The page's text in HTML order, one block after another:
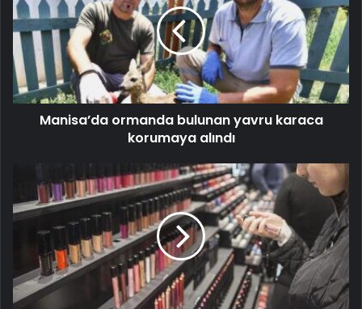
Manisa’da ormanda bulunan yavru karaca
korumaya alındı